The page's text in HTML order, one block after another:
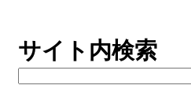
サイト内検索